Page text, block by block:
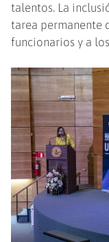
talentos. La
tarea permanente
funcionarios y a